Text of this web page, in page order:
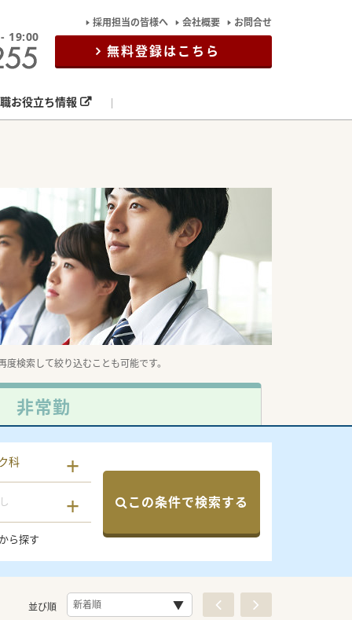
19:00
採用担当の皆様へ 会社概要 お問合せ
無料登録はこちら
お役立ち情報
検索して絞り込むことも可能です。
非常勤
科
ら探す
この条件で検索する
並び順